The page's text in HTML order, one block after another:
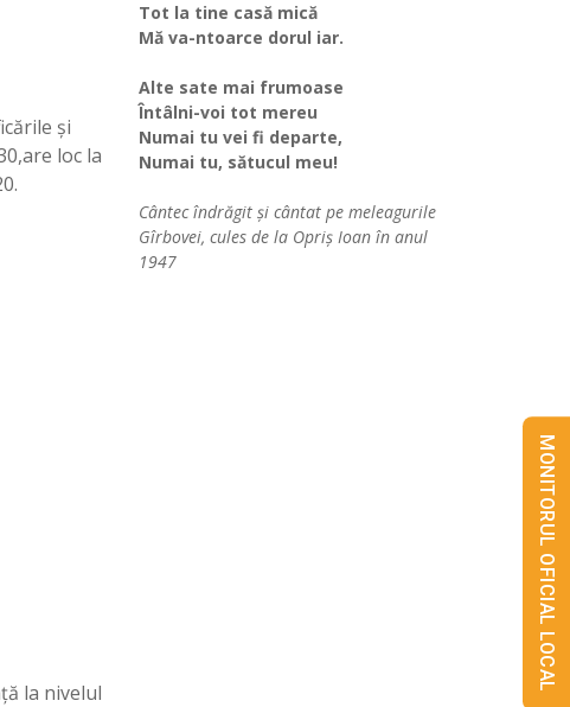
și
loc la
la nivelul
Tot la tine casă mică
Mă va-ntoarce dorul iar.
Alte sate mai frumoase
Întâlni-voi tot mereu
Numai tu vei fi departe,
Numai tu, sătucul meu!
Cântec îndrăgit și cântat pe meleagurile
Gîrbovei, cules de la Opriș Ioan în anul
1947
MONITORUL OFICIAL LOCAL